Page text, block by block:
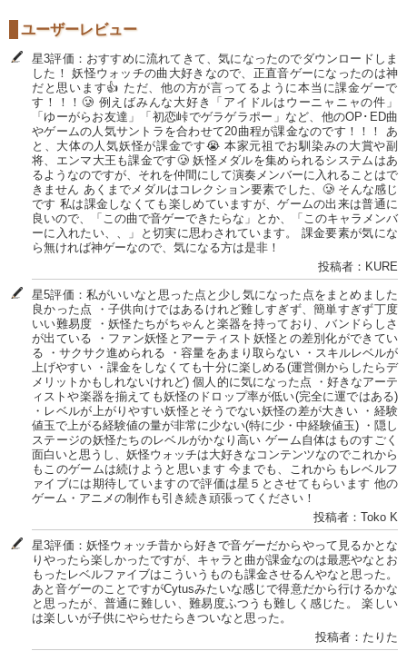
ユーザーレビュー
星3評価：おすすめに流れてきて、気になったのでダウンロードしま
した！ 妖怪ウォッチの曲大好きなので、正直音ゲーになったのは神
だと思います︎︎👍 ただ、他の方が言ってるように本当に課金ゲーで
す！！！🥲‎ 例えばみんな大好き「アイドルはウーニャニャの件」
「ゆーがらお友達」「初恋峠でゲラゲラポー」など、他のOP･ED曲
やゲームの人気サントラを合わせて20曲程が課金なのです！！！ あ
と、大体の人気妖怪が課金です😭 本家元祖でお馴染みの大賞や副
将、エンマ大王も課金です🥲‎ 妖怪メダルを集められるシステムはあ
るようなのですが、それを仲間にして演奏メンバーに入れることはで
きません あくまでメダルはコレクション要素でした、🥲‎ そんな感じ
です 私は課金しなくても楽しめていますが、ゲームの出来は普通に
良いので、「この曲で音ゲーできたらな」とか、「このキャラメンバ
ーに入れたい、、」と切実に思わされています。 課金要素が気にな
ら無ければ神ゲーなので、気になる方は是非！
投稿者：KURE
星5評価：私がいいなと思った点と少し気になった点をまとめました
良かった点 ・子供向けではあるけれど難しすぎず、簡単すぎず丁度
いい難易度 ・妖怪たちがちゃんと楽器を持っており、バンドらしさ
が出ている ・ファン妖怪とアーティスト妖怪との差別化ができてい
る ・サクサク進められる ・容量をあまり取らない ・スキルレベルが
上げやすい ・課金をしなくても十分に楽しめる(運営側からしたらデ
メリットかもしれないけれど) 個人的に気になった点 ・好きなアーテ
ィストや楽器を揃えても妖怪のドロップ率が低い(完全に運ではある)
・レベルが上がりやすい妖怪とそうでない妖怪の差が大きい ・経験
値玉で上がる経験値の量が非常に少ない(特に少・中経験値玉) ・隠し
ステージの妖怪たちのレベルがかなり高い ゲーム自体はものすごく
面白いと思うし、妖怪ウォッチは大好きなコンテンツなのでこれから
もこのゲームは続けようと思います 今までも、これからもレベルフ
ァイブには期待していますので評価は星５とさせてもらいます 他の
ゲーム・アニメの制作も引き続き頑張ってください！
投稿者：Toko K
星3評価：妖怪ウォッチ昔から好きで音ゲーだからやって見るかとな
りやったら楽しかったですが、キャラと曲が課金なのは最悪やなとお
もったレベルファイブはこういうものも課金させるんやなと思った。
あと音ゲーのことですがCytusみたいな感じで得意だから行けるかな
と思ったが、普通に難しい、難易度ふつうも難しく感じた。 楽しい
は楽しいが子供にやらせたらきついなと思った。
投稿者：たりた